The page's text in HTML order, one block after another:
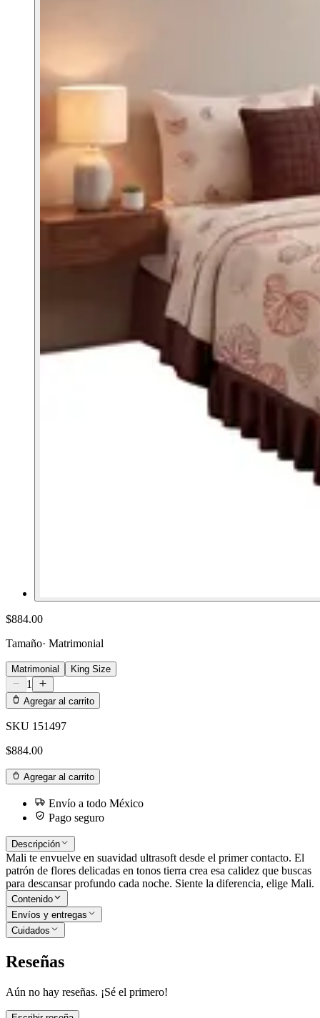
$884.00
Tamaño· Matrimonial
Matrimonial King Size
1
Agregar al carrito
SKU 151497
$884.00
Agregar al carrito
Envío a todo México
Pago seguro
Descripción
Mali te envuelve en suavidad ultrasoft desde el primer contacto. El
patrón de flores delicadas en tonos tierra crea esa calidez que buscas
para descansar profundo cada noche. Siente la diferencia, elige Mali.
Contenido
Envíos y entregas
Cuidados
Reseñas
Aún no hay reseñas. ¡Sé el primero!